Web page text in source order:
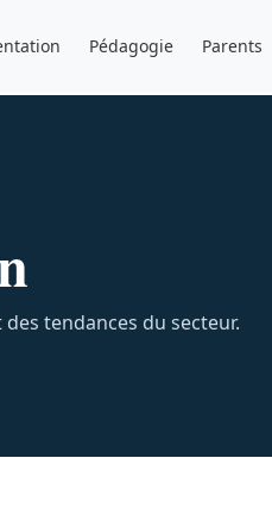
Pédagogie Parents
tendances du secteur.